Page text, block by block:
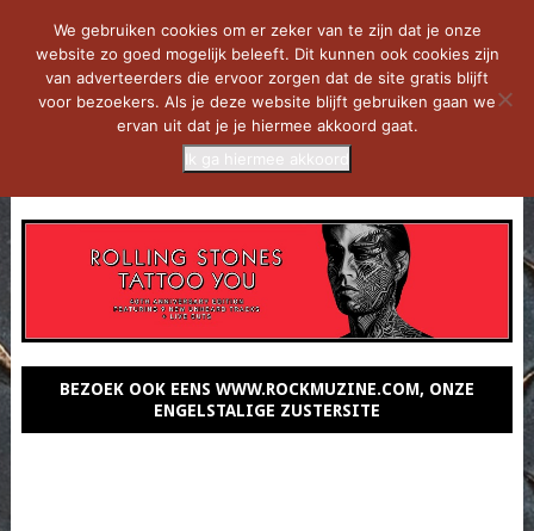
BEZOEK OOK EENS WWW.ROCKMUZINE.COM, ONZE
ENGELSTALIGE ZUSTERSITE
We gebruiken cookies om er zeker van te zijn dat je onze
website zo goed mogelijk beleeft. Dit kunnen ook cookies zijn
van adverteerders die ervoor zorgen dat de site gratis blijft
voor bezoekers. Als je deze website blijft gebruiken gaan we
ervan uit dat je je hiermee akkoord gaat.
Ik ga hiermee akkoord